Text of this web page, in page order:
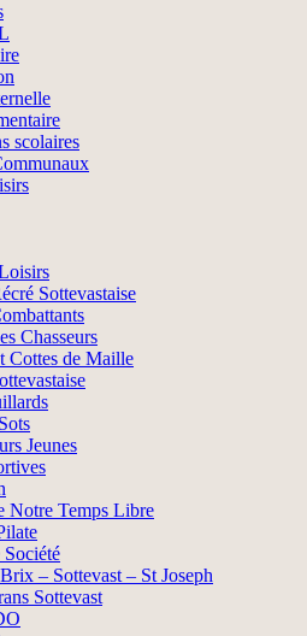
scolaires
Sottevastaise
Chasseurs
Cottes de Maille
Jeunes
Notre Temps Libre
Société
– Sottevast – St Joseph
Sottevast